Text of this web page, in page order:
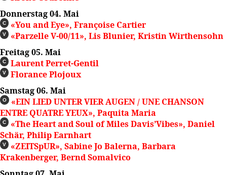
Donnerstag 04. Mai
C «You and Eye», Françoise Cartier
V
«Parzelle V-00/11», Lis Blunier, Kristin Wirthensohn
Freitag 05. Mai
C Laurent Perret-Gentil
V
Florance Plojoux
Samstag 06. Mai
O
«EIN LIED UNTER VIER AUGEN / UNE CHANSON
ENTRE QUATRE YEUX», Paquita Maria
C
«The Heart and Soul of Miles Davis’Vibes», Daniel
Schär, Philip Earnhart
V
«ZEITSpUR», Sabine Jo Balerna, Barbara
Krakenberger, Bernd Somalvico